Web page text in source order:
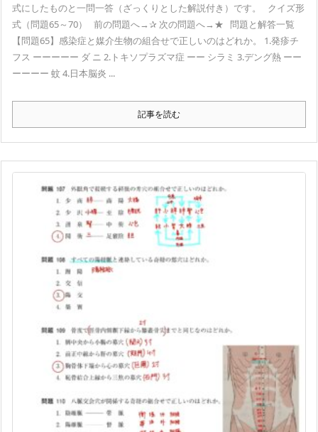
式にしたものと一問一答（ざっくりとした解説付き）です。 クイズ形
式（問題65～70） 前の問題へ→✰ 次の問題へ→★ 問題と解答一覧
【問題65】感染症と媒介生物の組合せで正しいのはどれか。 1.発疹チ
フス ーーーーー ダ ニ 2.トキソプラズマ症 ーー シラミ 3.デング熱 ーー
ーーーー 蚊 4.日本脳炎 ...
記事を読む